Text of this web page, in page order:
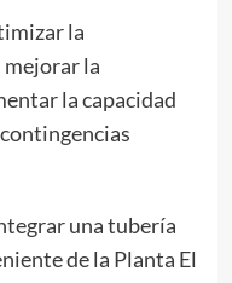
la
la
la capacidad
una tubería
de la Planta El